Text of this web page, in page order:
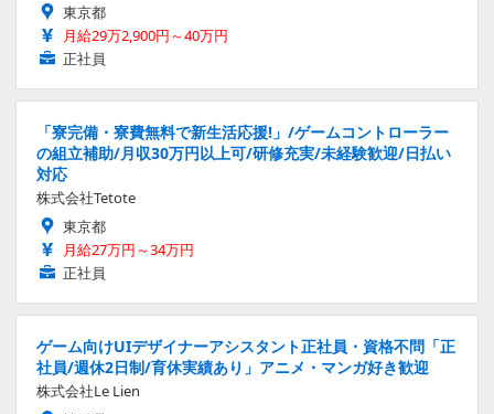
東京都
月給29万2,900円～40万円
正社員
「寮完備・寮費無料で新生活応援!」/ゲームコントローラー
の組立補助/月収30万円以上可/研修充実/未経験歓迎/日払い
対応
株式会社Tetote
東京都
月給27万円～34万円
正社員
ゲーム向けUIデザイナーアシスタント正社員・資格不問「正
社員/週休2日制/育休実績あり」アニメ・マンガ好き歓迎
株式会社Le Lien